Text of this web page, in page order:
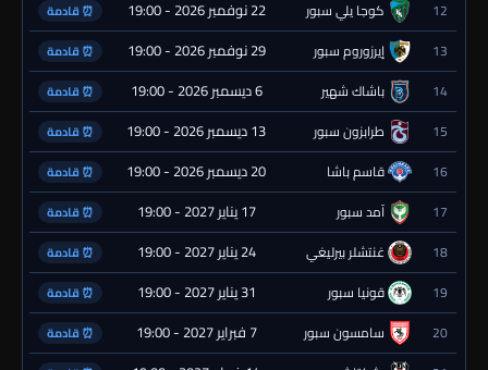
12 كوجا يلي سبور 22 نوفمبر 2026 - 19:00 ⏰ قادمة
13 إيرزوروم سبور 29 نوفمبر 2026 - 19:00 ⏰ قادمة
14 باشاك شهير 6 ديسمبر 2026 - 19:00 ⏰ قادمة
15 طرابزون سبور 13 ديسمبر 2026 - 19:00 ⏰ قادمة
16 قاسم باشا 20 ديسمبر 2026 - 19:00 ⏰ قادمة
17 آمد سبور 17 يناير 2027 - 19:00 ⏰ قادمة
18 غنتشلر بيرليغي 24 يناير 2027 - 19:00 ⏰ قادمة
19 قونيا سبور 31 يناير 2027 - 19:00 ⏰ قادمة
20 سامسون سبور 7 فبراير 2027 - 19:00 ⏰ قادمة